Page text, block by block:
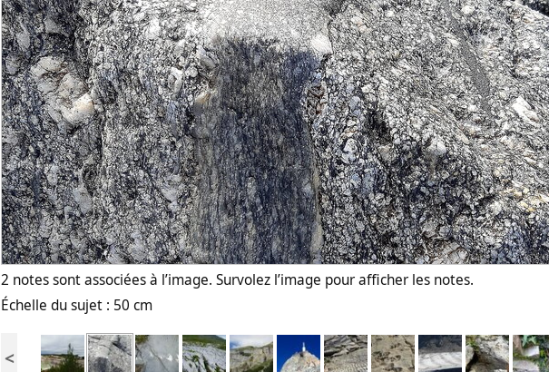
2 notes sont associées à l’image. Survolez l’image pour afficher les notes.
Échelle du sujet : 50 cm
<